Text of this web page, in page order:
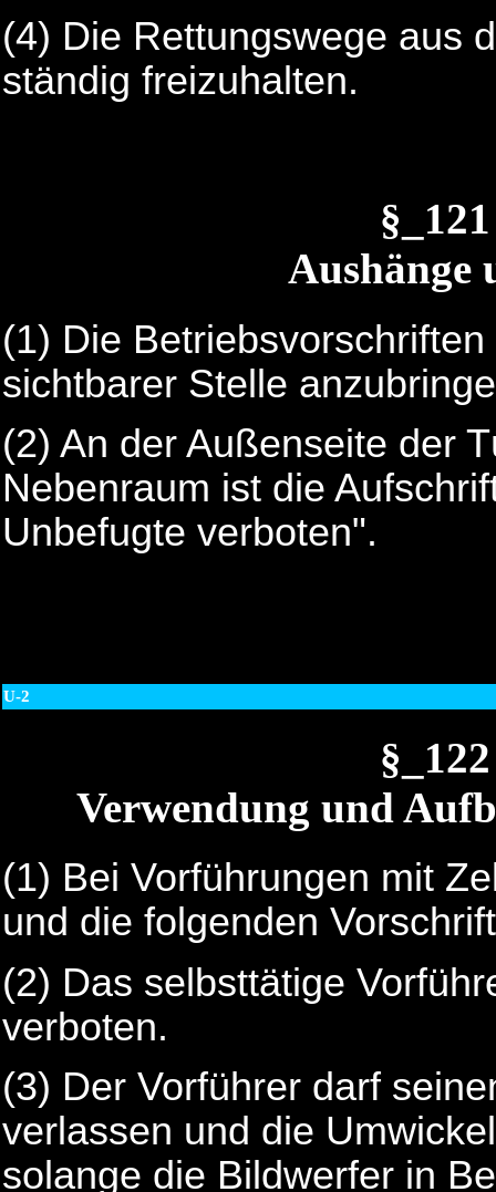
(4) Die Rettungswege aus
ständig freizuhalten.
Aushänge
(1) Die
sichtbarer Stelle
(2) An der Außenseite der
Nebenraum ist die
Unbefugte verboten".
U-2
Verwendung und
(1) Bei Vorführungen mit
und die folgenden
(2) Das selbsttätige
verboten.
(3) Der Vorführer darf
verlassen und die
solange die Bildwerfer in